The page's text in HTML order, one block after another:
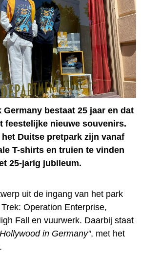
Germany bestaat 25 jaar en dat
feestelijke nieuwe souvenirs.
Duitse pretpark zijn vanaf
T-shirts en truien te vinden
25-jarig jubileum.
uit de ingang van het park
Operation Enterprise,
Fall en vuurwerk. Daarbij staat
in Germany", met het